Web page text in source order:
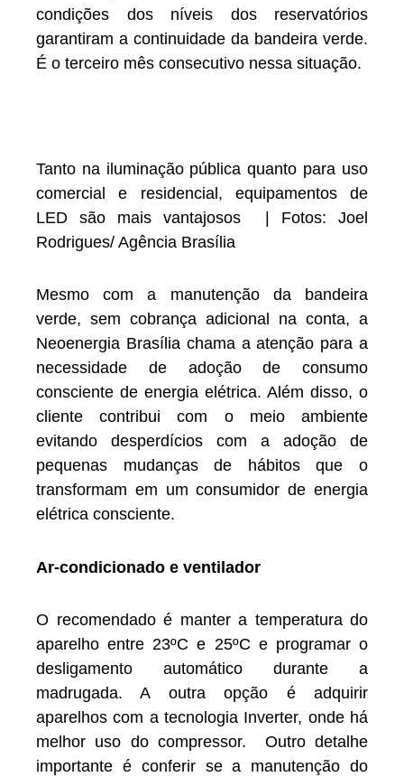
condições dos níveis dos reservatórios
garantiram a continuidade da bandeira verde.
É o terceiro mês consecutivo nessa situação.
Tanto na iluminação pública quanto para uso
comercial e residencial, equipamentos de
LED são mais vantajosos | Fotos: Joel
Rodrigues/ Agência Brasília
Mesmo com a manutenção da bandeira
verde, sem cobrança adicional na conta, a
Neoenergia Brasília chama a atenção para a
necessidade de adoção de consumo
consciente de energia elétrica. Além disso, o
cliente contribui com o meio ambiente
evitando desperdícios com a adoção de
pequenas mudanças de hábitos que o
transformam em um consumidor de energia
elétrica consciente.
Ar-condicionado e ventilador
O recomendado é manter a temperatura do
aparelho entre 23ºC e 25ºC e programar o
desligamento automático durante a
madrugada. A outra opção é adquirir
aparelhos com a tecnologia Inverter, onde há
melhor uso do compressor. Outro detalhe
importante é conferir se a manutenção do